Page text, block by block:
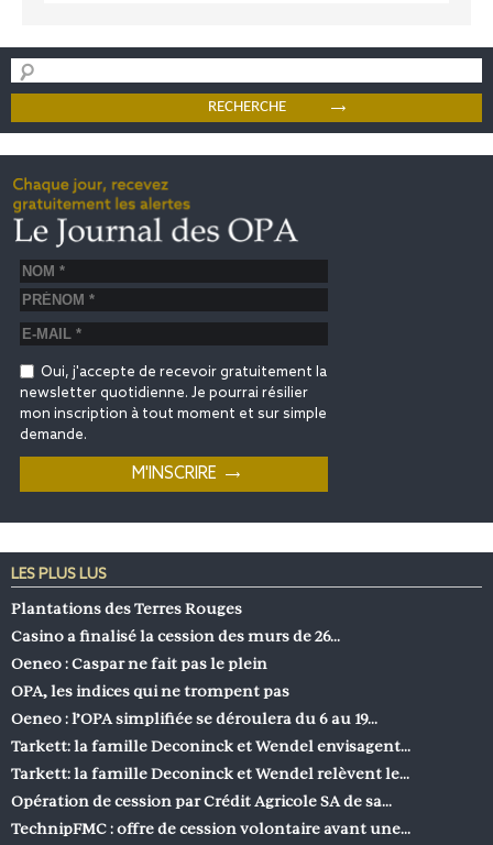
Oui, j'accepte de recevoir gratuitement la
newsletter quotidienne. Je pourrai résilier
mon inscription à tout moment et sur simple
demande.
LES PLUS LUS
Plantations des Terres Rouges
Casino a finalisé la cession des murs de 26…
Oeneo : Caspar ne fait pas le plein
OPA, les indices qui ne trompent pas
Oeneo : l’OPA simplifiée se déroulera du 6 au 19…
Tarkett: la famille Deconinck et Wendel envisagent…
Tarkett: la famille Deconinck et Wendel relèvent le…
Opération de cession par Crédit Agricole SA de sa…
TechnipFMC : offre de cession volontaire avant une…